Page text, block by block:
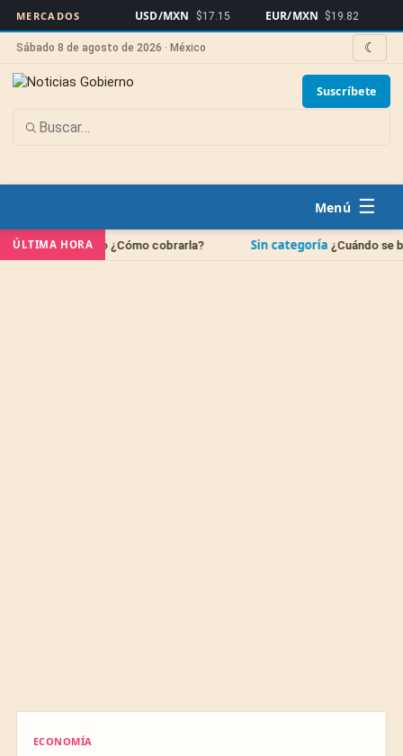
MERCADOS USD/MXN $17.15 EUR/MXN $19.82
Sábado 8 de agosto de 2026 · México ☾
Suscríbete
☰
ÚLTIMA HORA
¿Cómo cobrarla? Sin categoría¿Cuándo se borran las
ECONOMÍA